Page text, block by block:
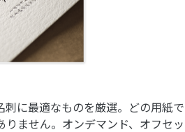
刺に最適なものを厳選。どの用紙で
りません。オンデマンド、オフセッ